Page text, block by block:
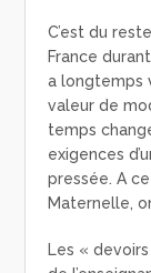
C’est du
France
a longtemps
valeur de
temps
exigences
pressée. A
Maternelle,
Les «